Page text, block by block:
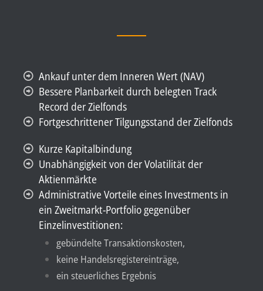
Ankauf unter dem Inneren Wert (NAV)
Bessere Planbarkeit durch belegten Track
Record der Zielfonds
Fortgeschrittener Tilgungsstand der Zielfonds
Kurze Kapitalbindung
Unabhängigkeit von der Volatilität der
Aktienmärkte
Administrative Vorteile eines Investments in
ein Zweitmarkt-Portfolio gegenüber
Einzelinvestitionen:
gebündelte Transaktionskosten,
keine Handelsregistereinträge,
ein steuerliches Ergebnis